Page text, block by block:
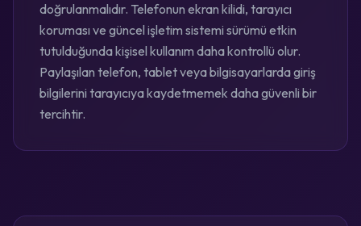
doğrulanmalıdır. Telefonun ekran kilidi, tarayıcı
koruması ve güncel işletim sistemi sürümü etkin
tutulduğunda kişisel kullanım daha kontrollü olur.
Paylaşılan telefon, tablet veya bilgisayarlarda giriş
bilgilerini tarayıcıya kaydetmemek daha güvenli bir
tercihtir.